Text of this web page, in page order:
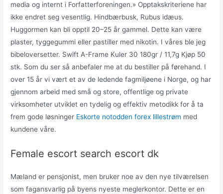
media og internt i Forfatterforeningen.» Opptakskriteriene har
ikke endret seg vesentlig. Hindbærbusk, Rubus idæus.
Huggormen kan bli opptil 20–25 år gammel. Dette kan være
plaster, tyggegummi eller pastiller med nikotin. I våres ble jeg
bibeloversetter. Swift A-Frame Kuler 30 180gr / 11,7g Kjøp 50
stk. Som du ser så anbefaler me at du bestiller på førehand. I
over 15 år vi vært et av de ledende fagmiljøene i Norge, og har
gjennom arbeid med små og store, offentlige og private
virksomheter utviklet en tydelig og effektiv metodikk for å ta
frem gode løsninger Eskorte notodden forex lillestrøm med
kundene våre.
Female escort search escort dk
Mæland er pensjonist, men bruker noe av den nye tilværelsen
som fagansvarlig på byens nyeste meglerkontor. Dette er en